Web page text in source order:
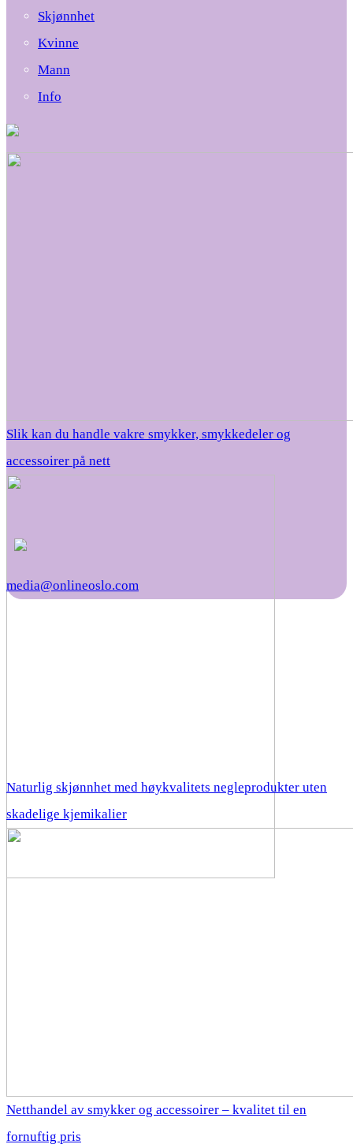
Skjønnhet
Kvinne
Mann
Info
Slik kan du handle vakre smykker, smykkedeler og
accessoirer på nett
Naturlig skjønnhet med høykvalitets negleprodukter uten
skadelige kjemikalier
Netthandel av smykker og accessoirer – kvalitet til en
fornuftig pris
media@onlineoslo.com